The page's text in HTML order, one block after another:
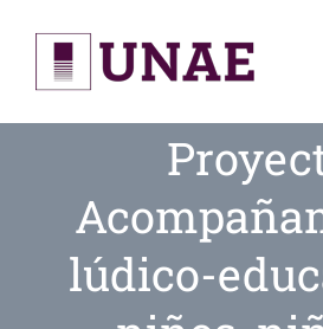
content
lúdico-